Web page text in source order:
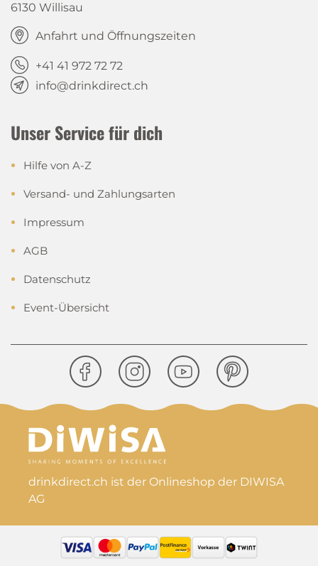
6130 Willisau
Anfahrt und Öffnungszeiten
+41 41 972 72 72
info@drinkdirect.ch
Unser Service für dich
Hilfe von A-Z
Versand- und Zahlungsarten
Impressum
AGB
Datenschutz
Event-Übersicht
drinkdirect.ch ist der Onlineshop der DIWISA
AG